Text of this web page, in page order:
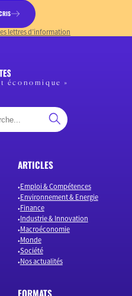
lettres d’information
économique »
ARTICLES
Emploi & Compétences
Environnement & Energie
Finance
Industrie & Innovation
Macroéconomie
Monde
Société
Nos actualités
FORMATS